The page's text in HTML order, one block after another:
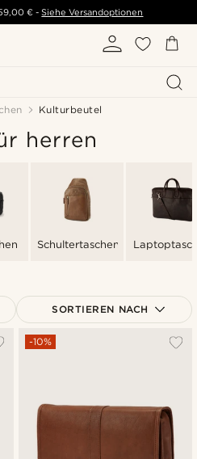
€ - Siehe Versandoptionen
Kulturbeutel
herren
Schultertaschen
SORTIEREN NACH
Am Beliebtesten
Höchster Preis
-10%